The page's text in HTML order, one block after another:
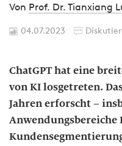
Von Prof. Dr. Tianxiang
04.07.2023
ChatGPT hat eine
von KI losgetreten.
Jahren erforscht –
Anwendungsbereiche